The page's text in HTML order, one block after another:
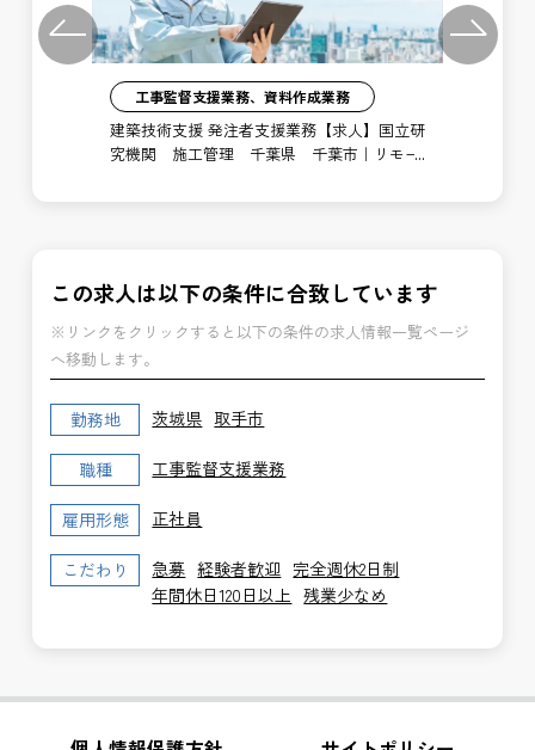
Previous
工事監督支援業務、資料作成業務
建築技術支援 発注者支援業務【求人】国立研
究機関 施工管理 千葉県 千葉市｜リモー
Next
この求人は以下の条件に合致しています
※リンクをクリックすると以下の条件の求人情報一覧ページ
へ移動します。
勤務地 茨城県 取手市
職種 工事監督支援業務
雇用形態 正社員
こだわり 急募 経験者歓迎 完全週休2日制
年間休日120日以上 残業少なめ